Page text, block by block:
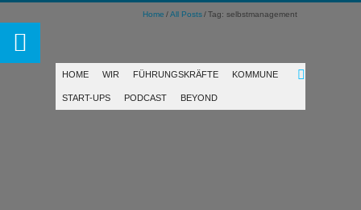
Home All Posts Tag: selbstmanagement
HOME WIR FÜHRUNGSKRÄFTE KOMMUNE
START-UPS PODCAST BEYOND